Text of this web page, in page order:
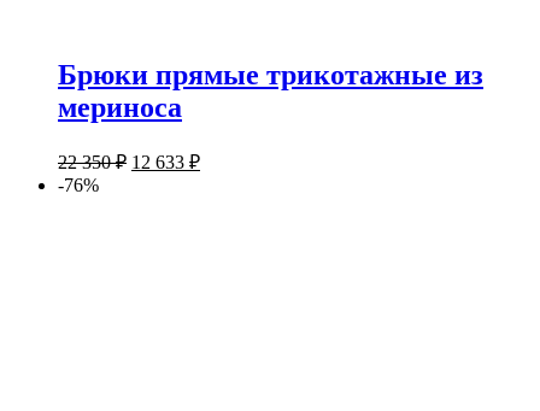
Брюки прямые трикотажные из
мериноса
22 350₽ 12 633 ₽
-76%